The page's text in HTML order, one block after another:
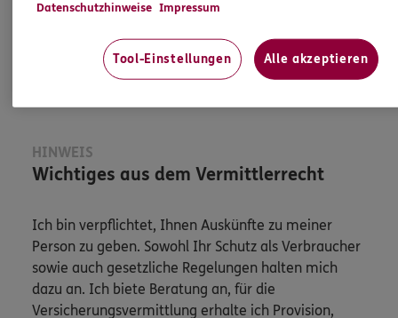
Jetzt informieren
HINWEIS
Wichtiges aus dem Vermittlerrecht
Ich bin verpflichtet, Ihnen Auskünfte zu meiner
Person zu geben. Sowohl Ihr Schutz als Verbraucher
sowie auch gesetzliche Regelungen halten mich
dazu an. Ich biete Beratung an, für die
Versicherungsvermittlung erhalte ich Provision,
Datenschutzhinweise Impressum
Tool-Einstellungen Alle akzeptieren